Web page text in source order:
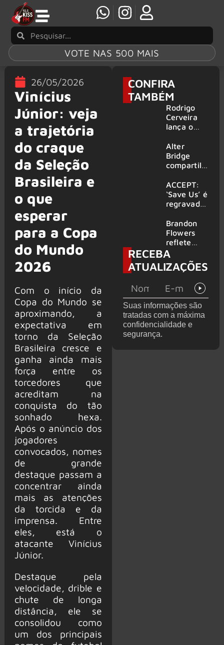
VOTE NAS 500 MAIS
26/05/2026
Vinícius
Júnior: veja
a trajetória
do craque
da Seleção
Brasileira e
o que
esperar
para a Copa
do Mundo
2026
Com o início da
Copa do Mundo se
aproximando, a
expectativa em
torno da Seleção
Brasileira cresce e
ganha ainda mais
força entre os
torcedores que
acreditam na
conquista do tão
sonhado hexa.
Após o anúncio dos
jogadores
convocados, nomes
de grande
destaque passam a
concentrar ainda
mais as atenções
da torcida e da
imprensa. Entre
eles, está o
atacante Vinícius
Júnior.
Destaque pela
velocidade, drible e
chute de longa
distância, ele se
consolidou como
um dos principais
CONFIRA
TAMBÉM
Rodrigo
Cerveira
lança o
Searcher”
Alter
Bridge
compartilh
vivo de
“Fortress”
gravada
am Ring
2026
ACCEPT:
‘Save Us’ é
regravada
membros
do GHOST
e KORN
Brandon
Flowers
reflete
sobre o
futuro e
levanta
de de
deixar os
palcos
RECEBA
ATUALIZAÇÕES
Suas informações são
tratadas com a máxima
confidencialidade e
segurança.